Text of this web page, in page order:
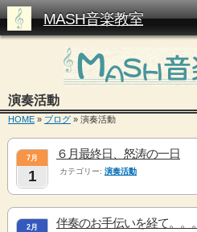
MASH音楽教室
演奏活動
HOME » ブログ » 演奏活動
7月
1
６月最終日、怒涛の一日
カテゴリー: 演奏活動
2月 伴奏のお手伝いを経て。。。